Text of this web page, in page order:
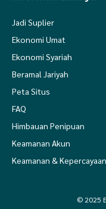
Jadi Suplier
Ekonomi Umat
Ekonomi Syariah
Beramal Jariyah
Peta Situs
FAQ
Himbauan Penipuan
Keamanan Akun
Keamanan & Kepercayaan
© 2025